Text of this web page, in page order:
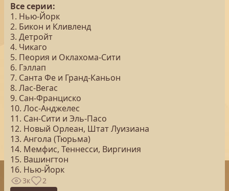
Все серии:
1. Нью-Йорк
2. Бикон и Кливленд
3. Детройт
4. Чикаго
5. Пеория и Оклахома-Сити
6. Гэллап
7. Санта Фе и Гранд-Каньон
8. Лас-Вегас
9. Сан-Франциско
10. Лос-Анджелес
11. Сан-Сити и Эль-Пасо
12. Новый Орлеан, Штат Луизиана
13. Ангола (Тюрьма)
14. Мемфис, Теннесси, Виргиния
15. Вашингтон
16. Нью-Йорк
3к 2